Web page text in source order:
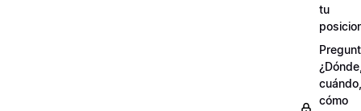
tu
cuándo,
cómo